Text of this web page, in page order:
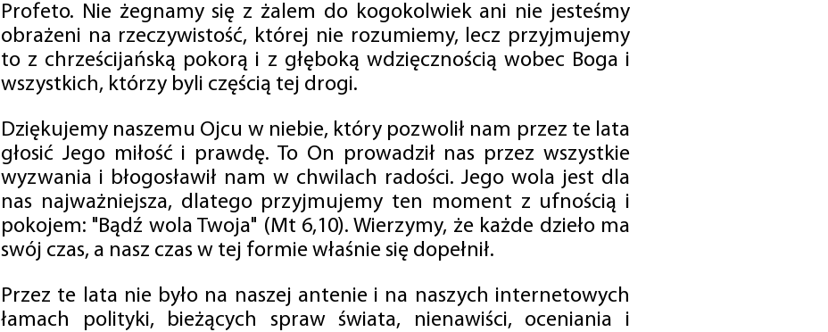
Profeto. Nie żegnamy się z żalem do kogokolwiek ani nie jesteśmy
obrażeni na rzeczywistość, której nie rozumiemy, lecz przyjmujemy
to z chrześcijańską pokorą i z głęboką wdzięcznością wobec Boga i
wszystkich, którzy byli częścią tej drogi.
Dziękujemy naszemu Ojcu w niebie, który pozwolił nam przez te lata
głosić Jego miłość i prawdę. To On prowadził nas przez wszystkie
wyzwania i błogosławił nam w chwilach radości. Jego wola jest dla
nas najważniejsza, dlatego przyjmujemy ten moment z ufnością i
pokojem: "Bądź wola Twoja" (Mt 6,10). Wierzymy, że każde dzieło ma
swój czas, a nasz czas w tej formie właśnie się dopełnił.
Przez te lata nie było na naszej antenie i na naszych internetowych
łamach polityki, bieżących spraw świata, nienawiści, oceniania i